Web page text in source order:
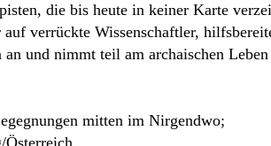
die bis heute in keiner Karte
verrückte Wissenschaftler,
und nimmt teil am archaischen
mitten im Nirgendwo;